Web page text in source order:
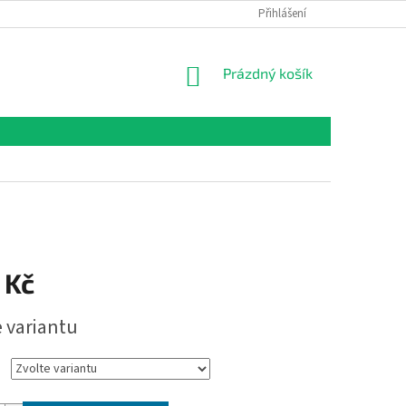
Přihlášení
NÁKUPNÍ
Prázdný košík
variantu